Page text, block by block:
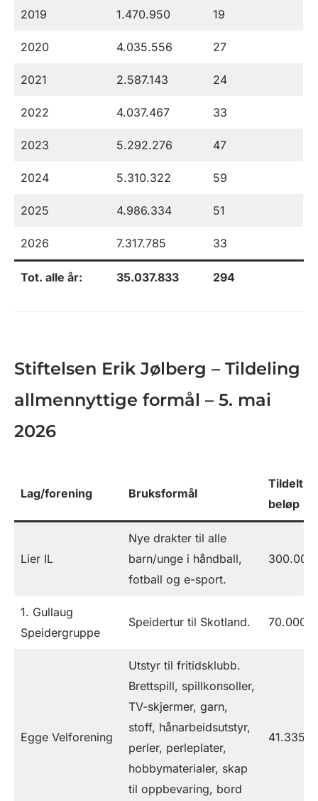
2019 1.470.950 19
2020 4.035.556 27
2021 2.587.143 24
2022 4.037.467 33
2023 5.292.276 47
2024 5.310.322 59
2025 4.986.334 51
2026 7.317.785 33
Tot. alle år: 35.037.833 294
Stiftelsen Erik Jølberg – Tildeling
allmennyttige formål – 5. mai
2026
Lag/forening Bruksformål
Tildelt
beløp
Lier IL
Nye drakter til alle
barn/unge i håndball,
fotball og e-sport.
300.000
1. Gullaug
Speidergruppe
Speidertur til Skotland. 70.000
Egge Velforening
Utstyr til fritidsklubb.
Brettspill, spillkonsoller,
TV-skjermer, garn,
stoff, hånarbeidsutstyr,
perler, perleplater,
hobbymaterialer, skap
til oppbevaring, bord
41.335